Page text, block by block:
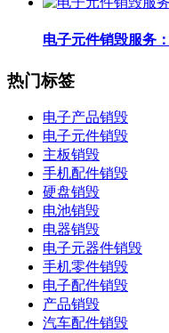
电子元件销毁服务
热门标签
电子产品销毁
电子元件销毁
主板销毁
手机配件销毁
硬盘销毁
电池销毁
电器销毁
电子元器件销毁
手机零件销毁
电子配件销毁
产品销毁
汽车配件销毁